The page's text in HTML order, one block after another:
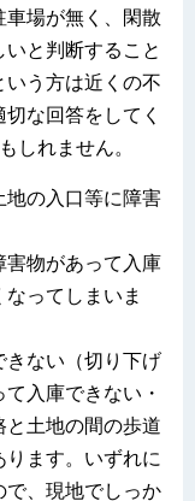
車場が無く、閑散
と判断すること
いう方は近くの不
な回答をしてく
しれません。
地の入口等に障害
害物があって入庫
ってしまいま
きない（切り下げ
入庫できない・
土地の間の歩道
ます。いずれに
で、現地でしっか